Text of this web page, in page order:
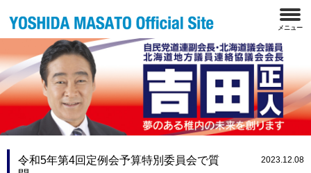
令和5年第4回定例会予算特別委員会で質
2023.12.08